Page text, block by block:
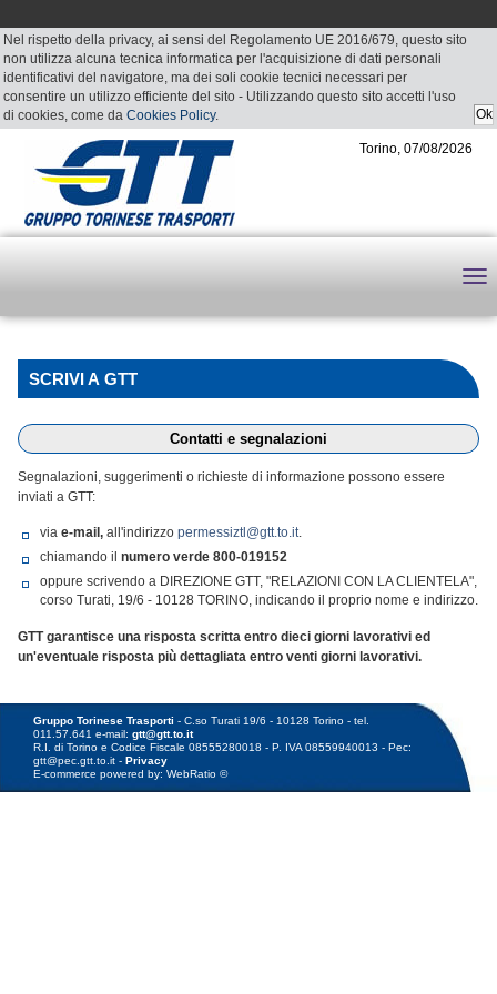
Nel rispetto della privacy, ai sensi del Regolamento UE 2016/679, questo sito
non utilizza alcuna tecnica informatica per l'acquisizione di dati personali
identificativi del navigatore, ma dei soli cookie tecnici necessari per
consentire un utilizzo efficiente del sito - Utilizzando questo sito accetti l'uso
di cookies, come da Cookies Policy.
Torino, 07/08/2026
SCRIVI A GTT
Contatti e segnalazioni
Segnalazioni, suggerimenti o richieste di informazione possono essere
inviati a GTT:
via e-mail, all'indirizzo permessiztl@gtt.to.it.
chiamando il numero verde 800-019152
oppure scrivendo a DIREZIONE GTT, "RELAZIONI CON LA CLIENTELA",
corso Turati, 19/6 - 10128 TORINO, indicando il proprio nome e indirizzo.
GTT garantisce una risposta scritta entro dieci giorni lavorativi ed
un'eventuale risposta più dettagliata entro venti giorni lavorativi.
Gruppo Torinese Trasporti - C.so Turati 19/6 - 10128 Torino - tel.
011.57.641 e-mail:gtt@gtt.to.it
R.I. di Torino e Codice Fiscale 08555280018 - P. IVA 08559940013 - Pec:
gtt@pec.gtt.to.it -Privacy
E-commerce powered by: WebRatio ©